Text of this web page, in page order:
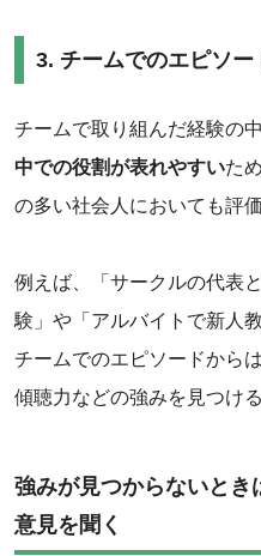
3. チームでのエピソー
チームで取り組んだ経験の
中での役割が表れやすいた
の多い社会人においても評
例えば、「サークルの代表
験」や「アルバイトで新人
チームでのエピソードから
傾聴力などの強みを見つけ
強みが見つからないと
意見を聞く